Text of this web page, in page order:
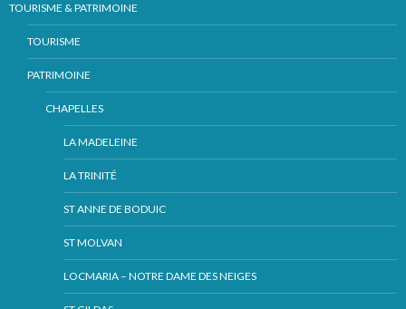
TOURISME & PATRIMOINE
TOURISME
PATRIMOINE
CHAPELLES
LA MADELEINE
LA TRINITÉ
ST ANNE DE BODUIC
ST MOLVAN
LOCMARIA – NOTRE DAME DES NEIGES